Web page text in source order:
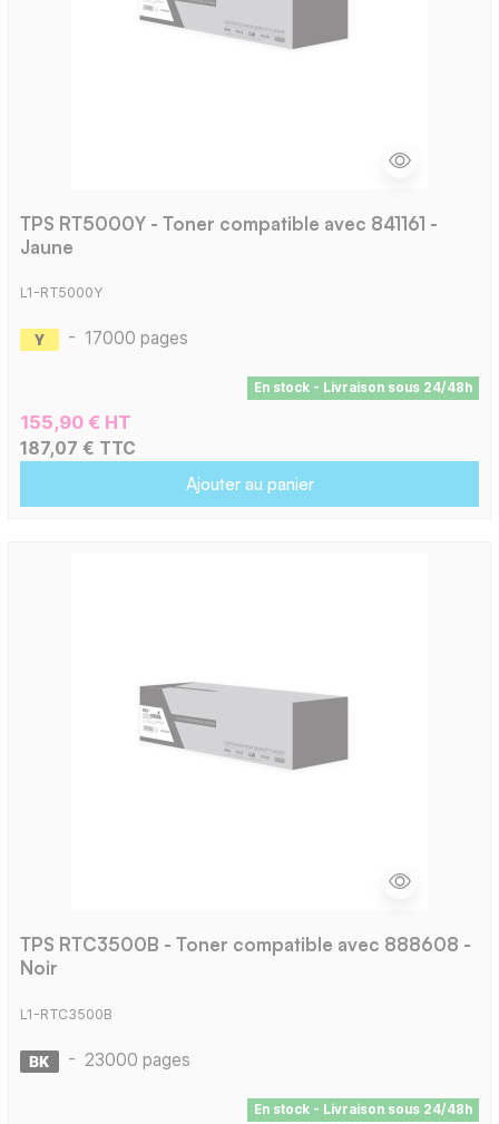
TPS RT5000Y - Toner compatible avec 841161 -
Jaune
L1-RT5000Y
- 17000 pages
En stock - Livraison sous 24/48h
155,90 € HT
187,07 € TTC
Ajouter au panier
TPS RTC3500B - Toner compatible avec 888608 -
Noir
L1-RTC3500B
- 23000 pages
En stock - Livraison sous 24/48h